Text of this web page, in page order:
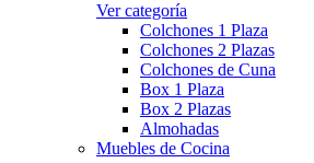
Ver categoría
Colchones 1 Plaza
Colchones 2 Plazas
Colchones de Cuna
Box 1 Plaza
Box 2 Plazas
Almohadas
Muebles de Cocina